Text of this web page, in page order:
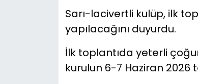
Sarı-lacivertli kulüp, ilk
yapılacağını duyurdu.
İlk toplantıda yeterli
kurulun 6-7 Haziran
YEREL POLİTİKA
YEREL YÖNETİMLER